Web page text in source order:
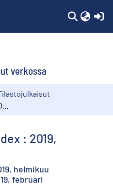
verkossa
: 2019,
helmikuu
februari